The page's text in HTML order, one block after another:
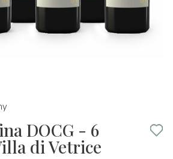
DOCG - 6
di Vetrice